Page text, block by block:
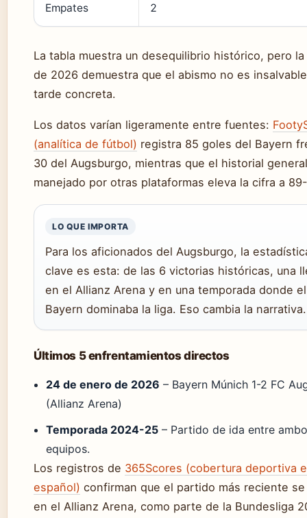
Empates 2
La tabla muestra un desequilibrio histórico, pero
de 2026 demuestra que el abismo no es
tarde concreta.
Los datos varían ligeramente entre fuentes:
(analítica de fútbol) registra 85 goles del Bayern
30 del Augsburgo, mientras que el historial general
manejado por otras plataformas eleva la cifra a
LO QUE IMPORTA
Para los aficionados del Augsburgo, la
clave es esta: de las 6 victorias históricas, una
en el Allianz Arena y en una temporada donde el
Bayern dominaba la liga. Eso cambia la narrativa.
Últimos 5 enfrentamientos directos
24 de enero de 2026 – Bayern Múnich 1-2 FC
(Allianz Arena)
Temporada 2024-25 – Partido de ida entre
equipos.
Los registros de 365Scores (cobertura deportiva
español) confirman que el partido más reciente
en el Allianz Arena, como parte de la Bundesliga